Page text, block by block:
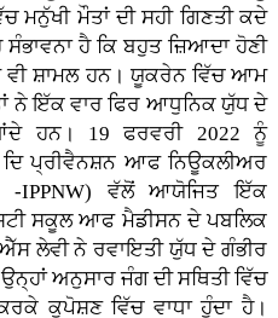
ਮੌਤਾਂ ਦੀ ਸਹੀ ਗਿਣਤੀ ਕਦੇ
ਸੰਭਾਵਨਾ ਹੈ ਕਿ ਬਹੁਤ ਜ਼ਿਆਦਾ ਹੋਣੀ
ਵੀ ਸ਼ਾਮਲ ਹਨ। ਯੂਕਰੇਨ ਵਿੱਚ ਆਮ
ਨੇ ਇੱਕ ਵਾਰ ਫਿਰ ਆਧੁਨਿਕ ਯੁੱਧ ਦੇ
ਹਨ। 19 ਫਰਵਰੀ 2022 ਨੂੰ
ਪ੍ਰੀਵੈਨਸ਼ਨ ਆਫ ਨਿਊਕਲੀਅਰ
-IPPNW) ਵੱਲੋਂ ਆਯੋਜਿਤ ਇੱਕ
ਸਕੂਲ ਆਫ ਮੈਡੀਸਨ ਦੇ ਪਬਲਿਕ
ਲੇਵੀ ਨੇ ਰਵਾਇਤੀ ਯੁੱਧ ਦੇ ਗੰਭੀਰ
ਅਨੁਸਾਰ ਜੰਗ ਦੀ ਸਥਿਤੀ ਵਿੱਚ
ਕੁਪੋਸ਼ਣ ਵਿੱਚ ਵਾਧਾ ਹੁੰਦਾ ਹੈ।